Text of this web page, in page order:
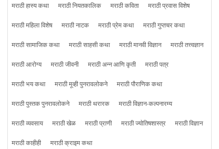
मराठी हास्य कथा
मराठी नियतकालिक मराठी कविता
मराठी प्रवास विशेष
मराठी महिला विशेष
मराठी नाटक मराठी प्रेम कथा
मराठी गुप्तचर कथा
मराठी सामाजिक कथा
मराठी साहसी कथा मराठी मानवी विज्ञान
मराठी तत्त्वज्ञान
मराठी आरोग्य
मराठी जीवनी मराठी अन्न आणि कृती
मराठी पत्र
मराठी भय कथा
मराठी मूव्ही पुनरावलोकने
मराठी पौराणिक कथा
मराठी पुस्तक पुनरावलोकने
मराठी थरारक
मराठी विज्ञान-कल्पनारम्य
मराठी व्यवसाय
मराठी खेळ मराठी प्राणी मराठी ज्योतिषशास्त्र
मराठी विज्ञान
मराठी काहीही
मराठी क्राइम कथा